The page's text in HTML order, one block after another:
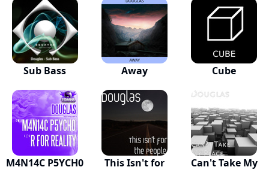
Sub Bass Away Cube
M4N14C P5YCH0
This Isn't for
Can't Take My